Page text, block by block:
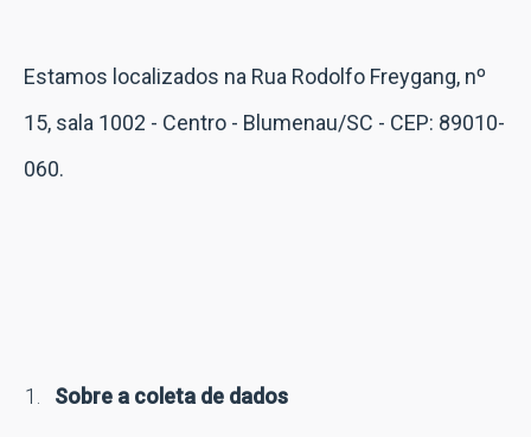
Estamos localizados na Rua Rodolfo Freygang, nº
15, sala 1002 - Centro - Blumenau/SC - CEP: 89010-
060.
Sobre a coleta de dados